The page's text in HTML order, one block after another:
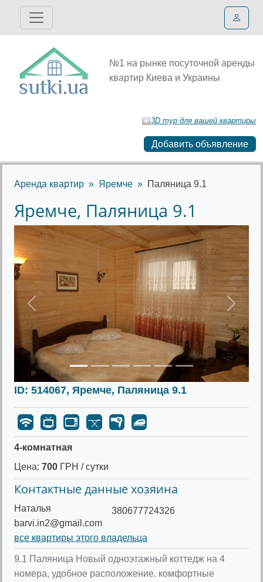
№1 на рынке посуточной аренды
квартир Киева и Украины
3D тур для вашей квартиры
Добавить объявление
Аренда квартир Яремче Паляница 9.1
Яремче, Паляница 9.1
Предыдущее
ID: 514067, Яремче, Паляница 9.1
4-комнатная
Цена: 700 ГРН / сутки
Контактные данные хозяина
Наталья
barvi.in2@gmail.com
380677724326
все квартиры этого владельца
9.1 Паляница Новый одноэтажный коттедж на 4
номера, удобное расположение. комфортные